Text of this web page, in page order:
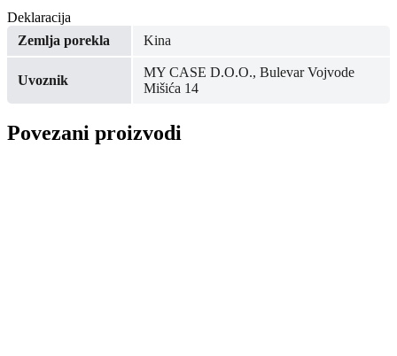
Deklaracija
Zemlja porekla
Kina
Uvoznik
MY CASE D.O.O., Bulevar Vojvode
Mišića 14
Povezani proizvodi